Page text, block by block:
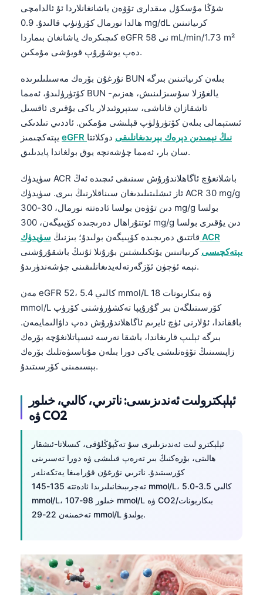
شۇڭا مۇسكۇل مىقدارى تۆۋەن ياشانغانلاردا ئۇ ئالدامچى
ھالدا نورمال كۆرۈنۈپ قالىدۇ. 0.9 mg/dL كرىياتىنىن
كىچىكرەك ياشانغان بىماردا eGFR نى 58 mL/min/1.73 m²
دەپ يوشۇرۇپ قويۇشى مۇمكىن.
نۇرغۇن بۆرەك مەسىلىلىرىدە BUN بىلەن كرىياتىنىن بىرگە
كۆتۈرۈلىدۇ، ئەمما BUN يالغۇزلا سۇسىزلىنىش، ھەزىم-
ئاشقازان قاناشى، ستېروئىدلار ياكى يۇقىرى ئاقسىل
ئىستېمالى بىلەن كۆتۈرۈلۈپ قېلىشى مۇمكىن. ئاددىي تىلدىكى
eGFR نىڭ نېمىدىن دېرەك بېرىدىغانلىقى دوكلاتتا
سان بار، ئەمما چۈشەنچە يوق بولغاندا پايدىلىق.
سۈيدۈك ACR باشلانغۇچ ئاگاھلاندۇرۇش سىنىقى ئىچىدە ئەڭ
ئاز ئىشلىتىلىدىغان سىناقلارنىڭ بىرى. سۈيدۈك ACR 30 mg/g
دىن تۆۋەن بولسا ئادەتتە نورمال، 30-300 mg/g بولسا
ئوتتۇراھال دەرىجىدە كۆپىيگەن، 300 mg/g دىن يۇقىرى بولسا
قاتتىق دەرىجىدە كۆپىيگەن بولىدۇ؛ بىزنىڭ سۈيدۈك ACR
يېتەكچىسى كرىياتىنىن يۆتكىلىشتىن بۇرۇنلا ئۇنىڭ باشقۇرۇشنى
نېمە ئۈچۈن ئۆزگەرتەلەيدىغانلىقىنى چۈشەندۈرىدۇ.
مەن eGFR 52، كالىي 5.4 mmol/L ۋە بىكاربونات 18
mmol/L كۆرسىتىلگەن بىر گۇرۇپپا تەكشۈرۈشنى كۆرۈپ
باققاندا، ئۇلارنى ئۈچ ئايرىم ئاگاھلاندۇرۇش دەپ داۋالىمايمەن.
بىرگە ئېلىپ قارىغاندا، باشقا نەرسە ئىسپاتلانغۇچە بۆرەك
زاپىسىنىڭ تۆۋەنلىشى ياكى دورا بىلەن مۇناسىۋەتلىك بۆرەك
بېسىمىنى كۆرسىتىدۇ.
ئېلېكترولىت ئەندىزىسى: ناترىي، كالىي، خىلور
ۋە CO2
ئېلېكترو لىت ئەندىزىلىرى سۇ تەڭپۇڭلۇقى، كىسلاتا-ئىشقار
ھالىتى، بۆرەكنىڭ بىر تەرەپ قىلىشى ۋە دورا تەسىرىنى
كۆرسىتىدۇ. ناترىي نۇرغۇن قۇرامىغا يەتكەنلەر
تەجرىبىخانىلىرىدا ئادەتتە 135-145 mmol/L، كالىي 3.5-5.0
mmol/L، خىلور 98-107 mmol/L ۋە CO2/بىكاربونات
تەخمىنەن 22-29 mmol/L بولىدۇ.
मराठी
తెలుగు
ಕನ್ನಡ
മലയാളം
Bahasa Melayu
Tiếng Việt
ไทย
ဗမာစာ
Kiswahili
አማርኛ
Українська
O‘zbekcha
Қазақ тілі
Suomi
Hrvatski
Slovenčina
كوردی‎
سنڌي
සිංහල
অসমীয়া
Galego
Euskara
Gàidhlig